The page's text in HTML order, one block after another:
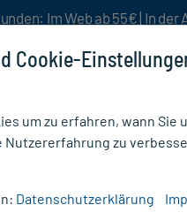
Im Web ab 55€ | In
Cookie-
um zu erfahren, wann
Nutzererfahrung zu
Datenschutzerklärung